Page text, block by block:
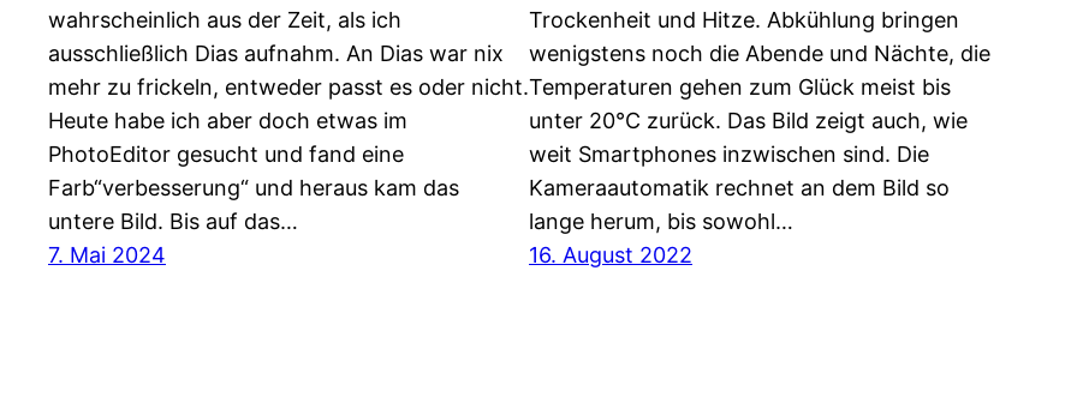
wahrscheinlich aus der Zeit, als ich
ausschließlich Dias aufnahm. An Dias war nix
mehr zu frickeln, entweder passt es oder nicht.
Heute habe ich aber doch etwas im
PhotoEditor gesucht und fand eine
Farb“verbesserung“ und heraus kam das
untere Bild. Bis auf das…
7. Mai 2024
Trockenheit und Hitze. Abkühlung bringen
wenigstens noch die Abende und Nächte, die
Temperaturen gehen zum Glück meist bis
unter 20°C zurück. Das Bild zeigt auch, wie
weit Smartphones inzwischen sind. Die
Kameraautomatik rechnet an dem Bild so
lange herum, bis sowohl…
16. August 2022